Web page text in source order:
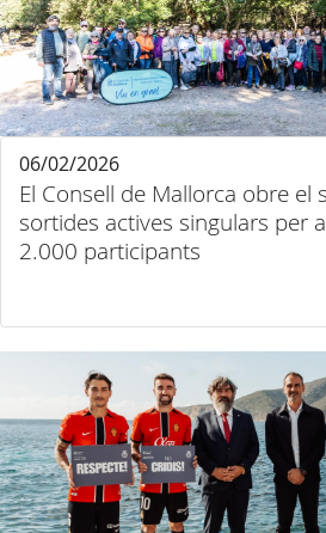
El Consell de Mallorca obre el
sortides actives singulars per
2.000 participants
06/02/2026